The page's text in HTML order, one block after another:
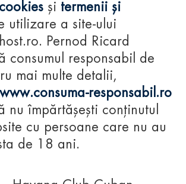
CUBAN SPICED
SHOT
și termenii și
utilizare a site-ului
Pernod Ricard
consumul responsabil de
mai multe detalii,
www.consuma-responsabil.ro
nu împărtășești conținutul
cu persoane care nu au
de 18 ani.